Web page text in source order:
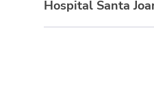
Hospital Santa